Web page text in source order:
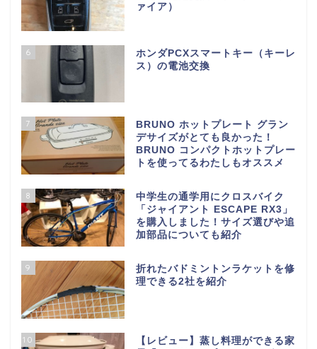
ァイア）
6
ホンダPCXスマートキー（キーレ
ス）の電池交換
7
BRUNO ホットプレート グラン
デサイズがとても良かった！
BRUNO コンパクトホットプレー
トを使ってるわたしもオススメ
8
中学生の通学用にクロスバイク
「ジャイアント ESCAPE RX3」
を購入しました！サイズ選びや追
加部品についても紹介
9
折れたバドミントンラケットを修
理できる2社を紹介
10
【レビュー】蒸し料理ができる家